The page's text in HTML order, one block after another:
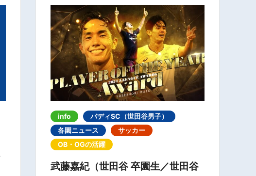
info
バディSC（世田谷男子）
各園ニュース
サッカー
OB・OGの活躍
武藤嘉紀（世田谷 卒園生／世田谷